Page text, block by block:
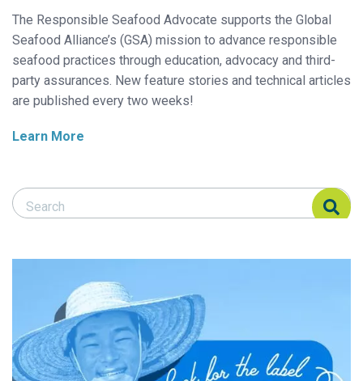
The Responsible Seafood Advocate supports the Global
Seafood Alliance’s (GSA) mission to advance responsible
seafood practices through education, advocacy and third-
party assurances. New feature stories and technical articles
are published every two weeks!
Learn More
Search Responsible Seafood Advocate
Search Responsible Seafood Advocate